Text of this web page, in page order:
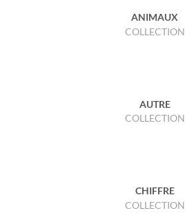
ANIMAUX
COLLECTION
AUTRE
COLLECTION
CHIFFRE
COLLECTION